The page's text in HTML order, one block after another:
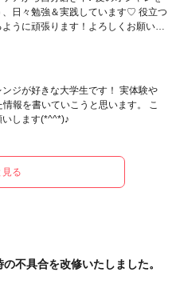
、日々勉強＆実践しています♡ 役立つ
うに頑張ります！よろしくお願いし
ジが好きな大学生です！ 実体験や
報を書いていこうと思います。 こ
します(*^^*)♪
見る
不具合を改修いたしました。